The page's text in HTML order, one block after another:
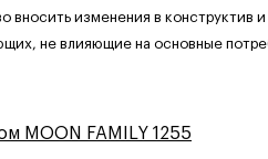
вносить изменения в конструктив
не влияющие на основные
MOON FAMILY 1255